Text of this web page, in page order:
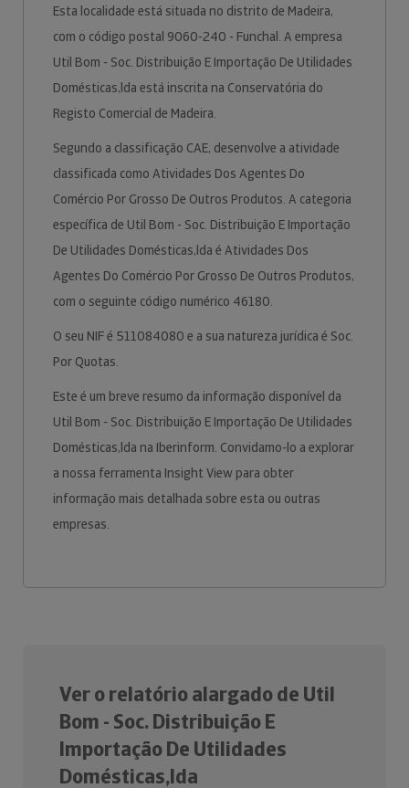
Esta localidade está situada no distrito de Madeira,
com o código postal 9060-240 - Funchal. A empresa
Util Bom - Soc. Distribuição E Importação De Utilidades
Domésticas,lda está inscrita na Conservatória do
Registo Comercial de Madeira.
Segundo a classificação CAE, desenvolve a atividade
classificada como Atividades Dos Agentes Do
Comércio Por Grosso De Outros Produtos. A categoria
específica de Util Bom - Soc. Distribuição E Importação
De Utilidades Domésticas,lda é Atividades Dos
Agentes Do Comércio Por Grosso De Outros Produtos,
com o seguinte código numérico 46180.
O seu NIF é 511084080 e a sua natureza jurídica é Soc.
Por Quotas.
Este é um breve resumo da informação disponível da
Util Bom - Soc. Distribuição E Importação De Utilidades
Domésticas,lda na Iberinform. Convidamo-lo a explorar
a nossa ferramenta Insight View para obter
informação mais detalhada sobre esta ou outras
empresas.
Ver o relatório alargado de Util
Bom - Soc. Distribuição E
Importação De Utilidades
Domésticas,lda